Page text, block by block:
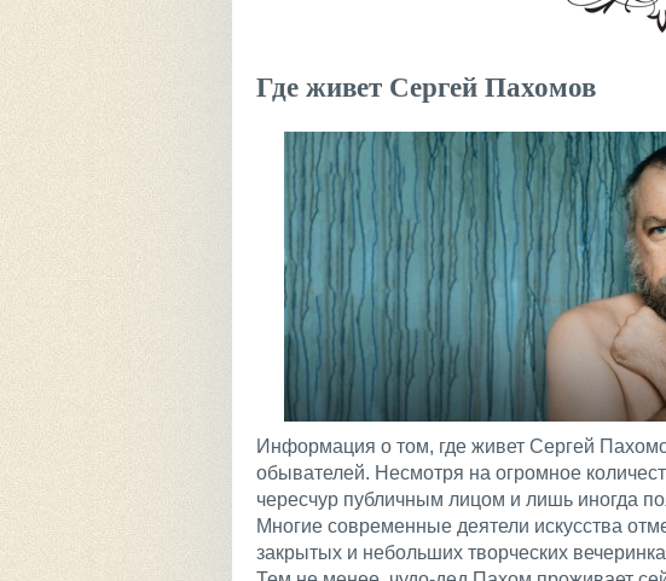
Где живет Сергей Пахомов
Информация о том, где живет Сергей
обывателей. Несмотря на огромное
чересчур публичным лицом и лишь иногда
Многие современные деятели искусства
закрытых и небольших творческих